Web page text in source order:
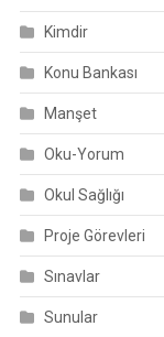
Kimdir
Konu Bankası
Manşet
Oku-Yorum
Okul Sağlığı
Proje Görevleri
Sınavlar
Sunular